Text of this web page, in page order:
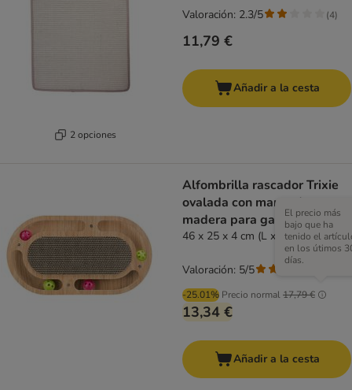
2 opciones
11,79 €
Valoración: 2.3/5 (4)
Añadir a la cesta
Alfombrilla rascador Trixie
ovalada con marco de
madera para gatos
46 x 25 x 4 cm (L x An x Al)
-25.01% Precio normal17,79 €
El precio más
bajo que ha
tenido el
en los útimos
días.
13,34 €
Valoración: 5/5
Añadir a la cesta